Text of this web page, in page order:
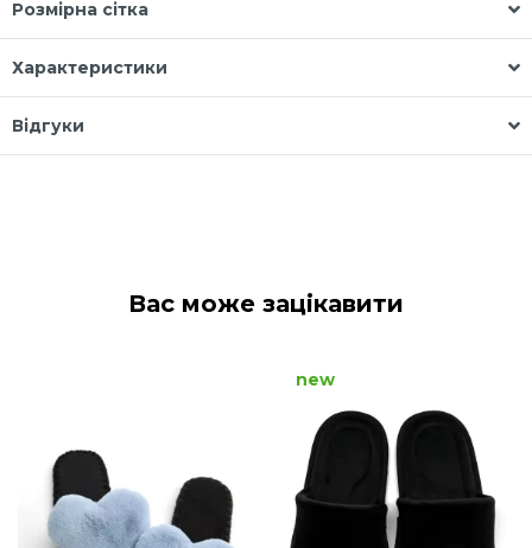
Розмірна сітка
Характеристики
Відгуки
Вас може зацікавити
new